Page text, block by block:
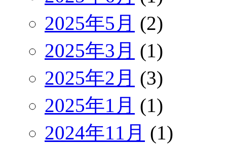
2025年5月 (2)
2025年3月 (1)
2025年2月 (3)
2025年1月 (1)
2024年11月 (1)